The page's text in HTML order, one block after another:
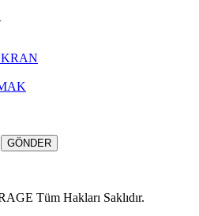
Tüm Hakları Saklıdır.